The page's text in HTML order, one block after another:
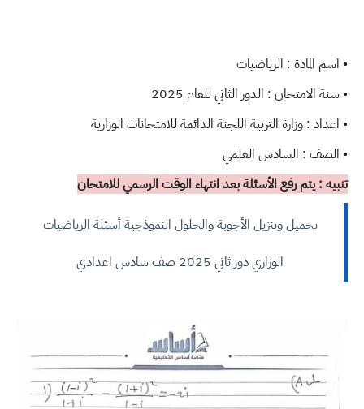
• اسم المادة : الرياضيات
• سنة الامتحان : الدور الثاني للعام 2025
• اعداد : وزارة التربية اللجنة الدائمة للامتحانات الوزارية
• الصف : السادس العلمي
تنبيه : يتم رفع الأسئلة بعد انتهاء الوقت الرسمي للامتحان
تحميل وتنزيل الأجوبة والحلول النموذجية أسئلة الرياضيات
الوزاري دور ثاني 2025 صف سادس اعدادي